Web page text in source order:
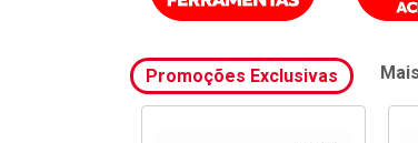
Promoções Exclusivas